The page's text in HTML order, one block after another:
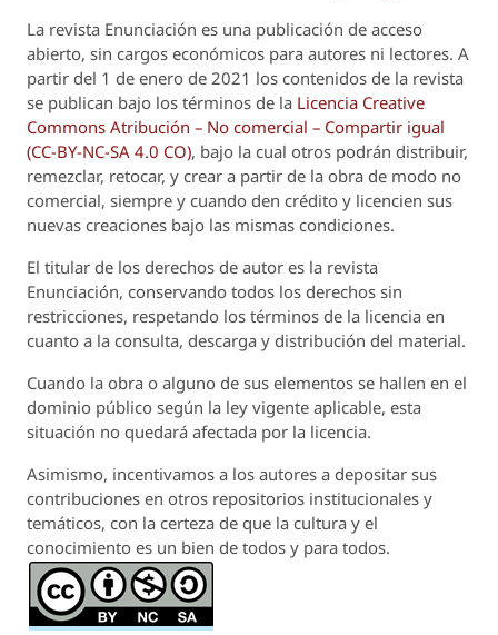
La revista Enunciación es una publicación de acceso
abierto, sin cargos económicos para autores ni lectores. A
partir del 1 de enero de 2021 los contenidos de la revista
se publican bajo los términos de la Licencia Creative
Commons Atribución – No comercial – Compartir igual
(CC-BY-NC-SA 4.0 CO), bajo la cual otros podrán distribuir,
remezclar, retocar, y crear a partir de la obra de modo no
comercial, siempre y cuando den crédito y licencien sus
nuevas creaciones bajo las mismas condiciones.
El titular de los derechos de autor es la revista
Enunciación, conservando todos los derechos sin
restricciones, respetando los términos de la licencia en
cuanto a la consulta, descarga y distribución del material.
Cuando la obra o alguno de sus elementos se hallen en el
dominio público según la ley vigente aplicable, esta
situación no quedará afectada por la licencia.
Asimismo, incentivamos a los autores a depositar sus
contribuciones en otros repositorios institucionales y
temáticos, con la certeza de que la cultura y el
conocimiento es un bien de todos y para todos.